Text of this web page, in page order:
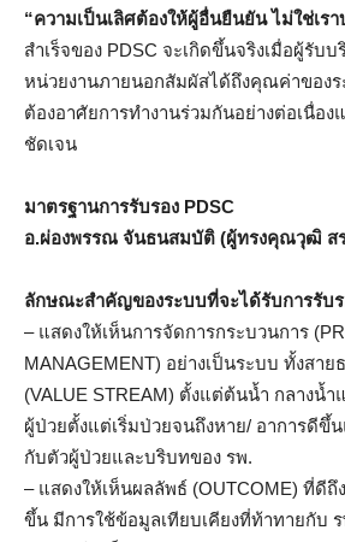
“ความเป็นเลิศต้องให้ผู้อื่นยืนยัน ไม่ใช่เรา
สำเร็จของ PDSC จะเกิดขึ้นจริงเมื่อผู้รับ
หน่วยงานภายนอกสัมผัสได้ถึงคุณค่าของ
ต้องอาศัยการทำงานร่วมกันอย่างต่อเนื่อ
ชัดเจน
มาตรฐานการรับรอง PDSC
อ.ผ่องพรรณ จันธนสมบัติ (ผู้ทรงคุณวุฒิ ส
ลักษณะสำคัญของระบบที่จะได้รับการรับร
– แสดงให้เห็นการจัดการกระบวนการ
MANAGEMENT) อย่างเป็นระบบ ทั้งสา
(VALUE STREAM) ตั้งแต่ต้นน้ำ กลางน้
ผู้ป่วยตั้งแต่เริ่มป่วยจนถึงหาย/ อาการดีขึ้
กับตัวผู้ป่วยและบริบทของ รพ.
– แสดงให้เห็นผลลัพธ์ (OUTCOME) ที่ดี
ขึ้น มีการใช้ข้อมูลเทียบเคียงที่ท้าทายกับ